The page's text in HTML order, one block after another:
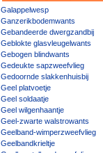
Galappelwesp
Ganzerikbodemwants
Gebandeerde dwergzandbij
Geblokte glasvleugelwants
Gebogen blindwants
Gedeukte sapzweefvlieg
Gedoornde slakkenhuisbij
Geel platvoetje
Geel soldaatje
Geel wilgenhaantje
Geel-zwarte walstrowants
Geelband-wimperzweefvlieg
Geelbandkrieltje